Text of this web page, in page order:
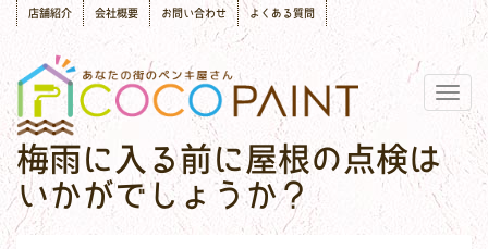
店舗紹介 会社概要 お問い合わせ よくある質問
梅雨に入る前に屋根の点検は
いかがでしょうか？